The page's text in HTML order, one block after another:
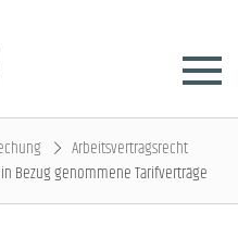
Arbeitsvertragsrecht
Bezug genommene Tarifverträge